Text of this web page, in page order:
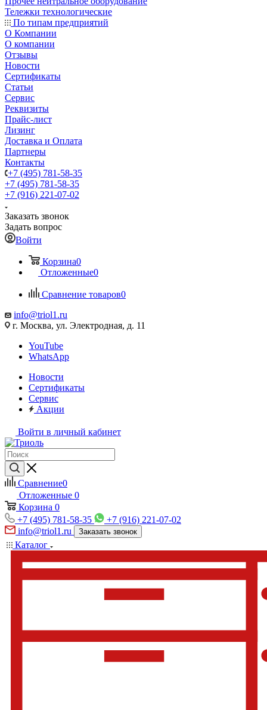
Тележки технологические
По типам предприятий
О Компании
О компании
Отзывы
Новости
Сертификаты
Статьи
Сервис
Реквизиты
Прайс-лист
Лизинг
Доставка и Оплата
Партнеры
Контакты
+7 (495) 781-58-35
+7 (495) 781-58-35
+7 (916) 221-07-02
Заказать звонок
Задать вопрос
Войти
Корзина0
Отложенные0
Сравнение товаров0
info@triol1.ru
г. Москва, ул. Электродная, д. 11
YouTube
WhatsApp
Новости
Сертификаты
Сервис
Акции
Войти в личный кабинет
Сравнение0
Отложенные 0
Корзина 0
+7 (495) 781-58-35
+7 (916) 221-07-02
info@triol1.ru
Заказать звонок
Каталог